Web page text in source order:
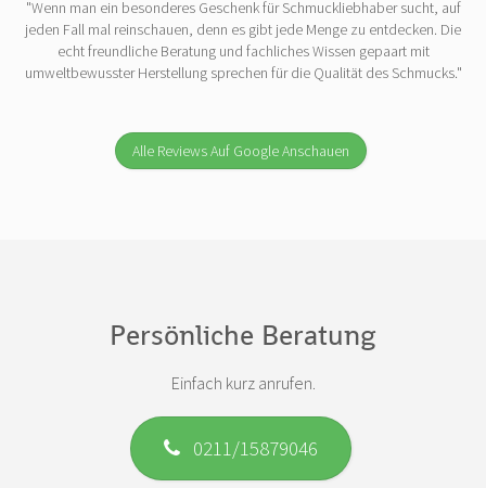
"Wenn man ein besonderes Geschenk für Schmuckliebhaber sucht, auf
jeden Fall mal reinschauen, denn es gibt jede Menge zu entdecken. Die
echt freundliche Beratung und fachliches Wissen gepaart mit
umweltbewusster Herstellung sprechen für die Qualität des Schmucks."
Alle Reviews Auf Google Anschauen
Persönliche Beratung
Einfach kurz anrufen.
0211/15879046